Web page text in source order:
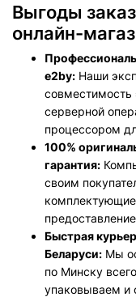
Выгоды
онлайн-
e2by: Наши
совместимость
серверной
процессором
100%
гарантия:
своим
Быстрая
Беларуси: Мы
по Минску
упаковываем и